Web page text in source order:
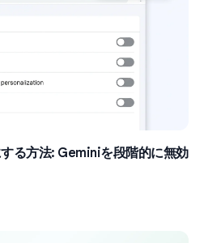
る方法: Geminiを段階的に無効